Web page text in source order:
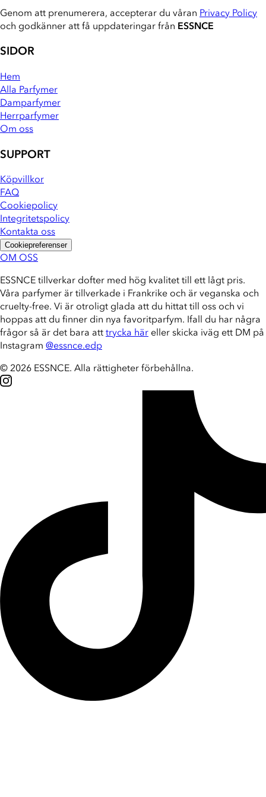
Genom att prenumerera, accepterar du våran Privacy Policy
och godkänner att få uppdateringar från ESSNCE
SIDOR
Hem
Alla Parfymer
Damparfymer
Herrparfymer
Om oss
SUPPORT
Köpvillkor
FAQ
Cookiepolicy
Integritetspolicy
Kontakta oss
Cookiepreferenser
OM OSS
ESSNCE tillverkar dofter med hög kvalitet till ett lågt pris.
Våra parfymer är tillverkade i Frankrike och är veganska och
cruelty-free. Vi är otroligt glada att du hittat till oss och vi
hoppas att du finner din nya favoritparfym. Ifall du har några
frågor så är det bara atttrycka här eller skicka iväg ett DM på
Instagram @essnce.edp
© 2026 ESSNCE. Alla rättigheter förbehållna.